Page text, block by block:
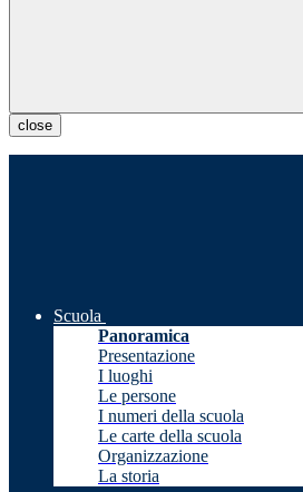
close
Scuola
Panoramica
Presentazione
I luoghi
Le persone
I numeri della scuola
Le carte della scuola
Organizzazione
La storia